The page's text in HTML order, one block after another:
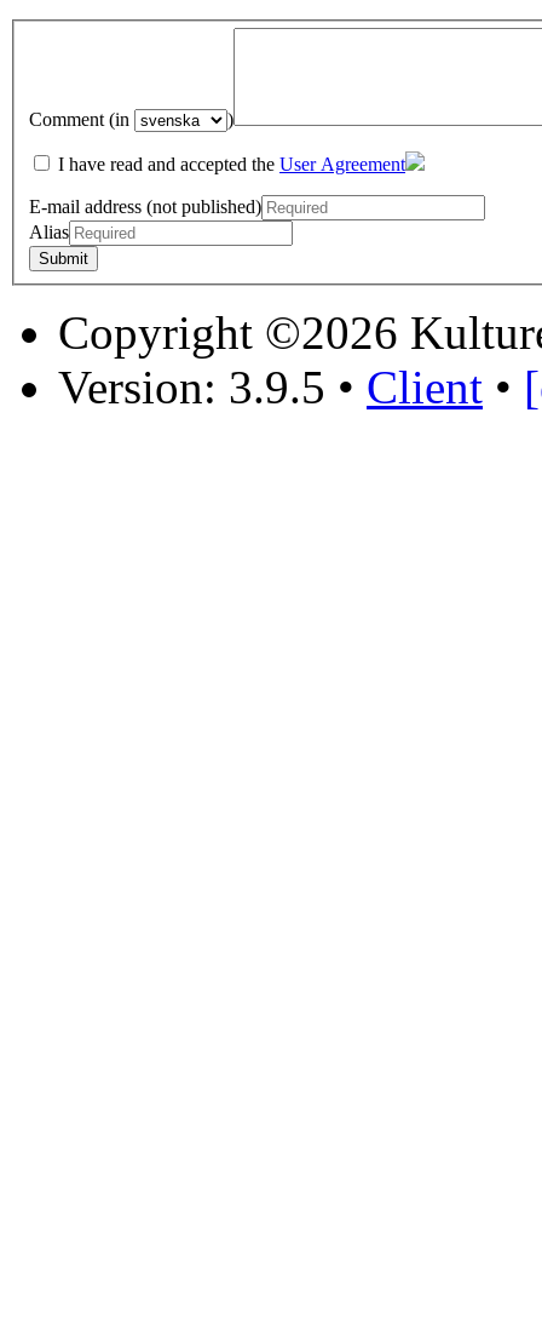
Comment (in )
I have read and accepted the User Agreement
E-mail address (not published)
Alias
Copyright ©2026
Version: 3.9.5 • Client •